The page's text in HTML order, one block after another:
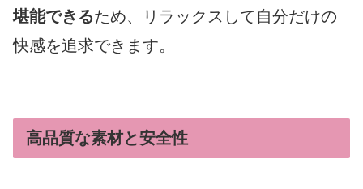
堪能できるため、リラックスして自分だけの
快感を追求できます。
高品質な素材と安全性